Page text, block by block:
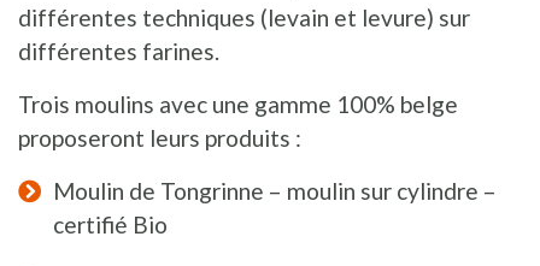
différentes techniques (levain et levure) sur
différentes farines.
Trois moulins avec une gamme 100% belge
proposeront leurs produits :
Moulin de Tongrinne – moulin sur cylindre –
certifié Bio